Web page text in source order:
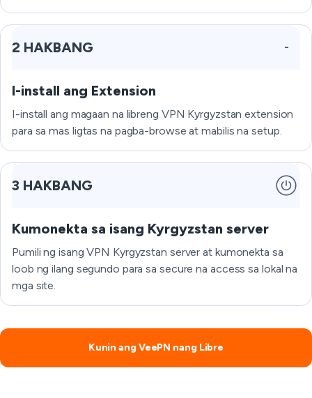
2 HAKBANG
I-install ang Extension
I-install ang magaan na libreng VPN Kyrgyzstan extension
para sa mas ligtas na pagba-browse at mabilis na setup.
3 HAKBANG
Kumonekta sa isang Kyrgyzstan server
Pumili ng isang VPN Kyrgyzstan server at kumonekta sa
loob ng ilang segundo para sa secure na access sa lokal na
mga site.
Kunin ang VeePN nang Libre